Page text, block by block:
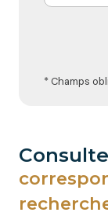
* Champs